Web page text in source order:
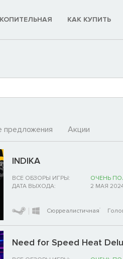
КАК КУПИТЬ
предложения Акции
INDIKA
ВСЕ ОБЗОРЫ ИГРЫ:
ОЧЕНЬ
ДАТА ВЫХОДА:
2 МАЯ
Сюрреалистичная
Need for Speed Heat